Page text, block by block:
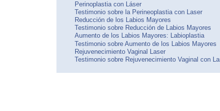
Perinoplastia con Láser
Testimonio sobre la Perineoplastia con Laser
Reducción de los Labios Mayores
Testimonio sobre Reducción de Labios Mayores
Aumento de los Labios Mayores: Labioplastia
Testimonio sobre Aumento de los Labios Mayores
Rejuvenecimiento Vaginal Laser
Testimonio sobre Rejuvenecimiento Vaginal con